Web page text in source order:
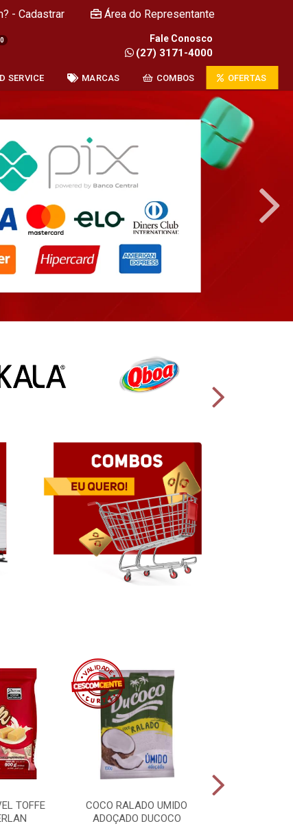
- Cadastrar Área do Representante
0 Fale Conosco
(27) 3171-4000
SERVICE MARCAS COMBOS OFERTAS
TOFFE
COCO RALADO UMIDO
ADOÇADO DUCOCO